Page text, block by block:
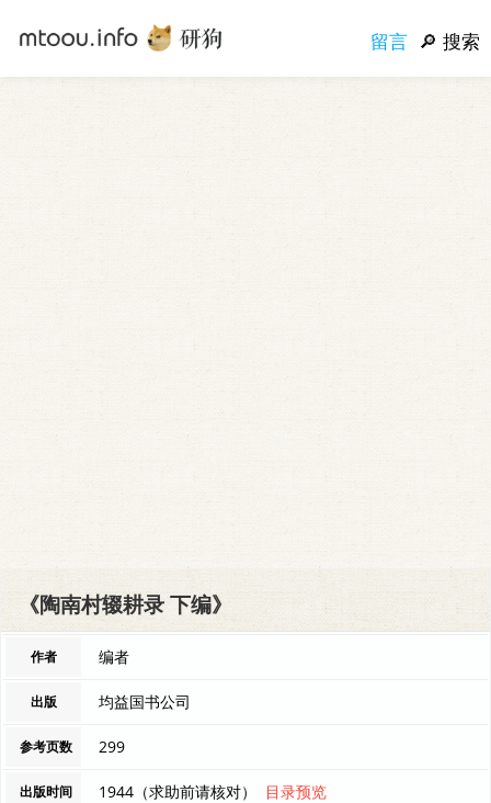
留言 搜索
《陶南村辍耕录 下编》
作者 编者
出版 均益国书公司
参考页数 299
出版时间 1944（求助前请核对） 目录预览